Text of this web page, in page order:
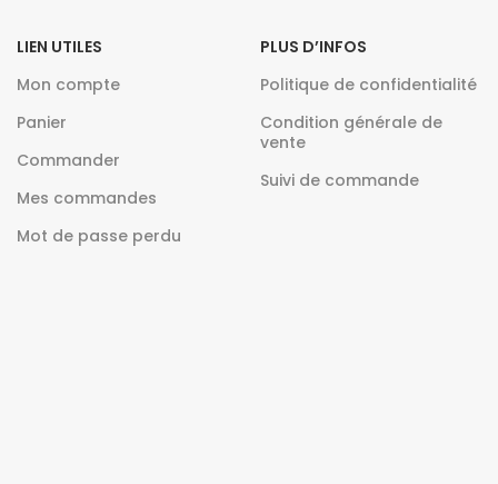
LIEN UTILES
Mon compte
Panier
Commander
Mes commandes
Mot de passe perdu
PLUS D’INFOS
Politique de confidentialité
Condition générale de
vente
Suivi de commande